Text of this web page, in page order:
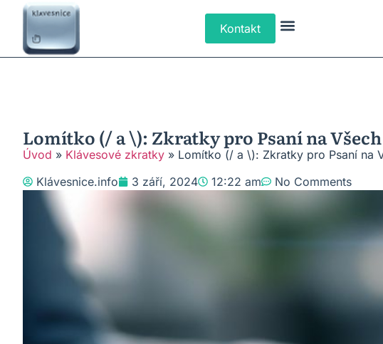
Kontakt
Lomítko (/ a \): Zkratky pro Psaní na
Úvod » Klávesové zkratky » Lomítko (/ a \): Zkratky pro Psaní na
Klávesnice.info
3 září, 2024 12:22 am No Comments